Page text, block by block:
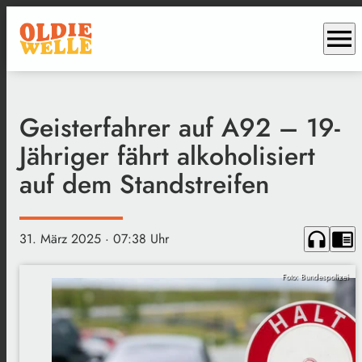
menu
Geisterfahrer auf A92 – 19-
Jähriger fährt alkoholisiert
auf dem Standstreifen
31. März 2025 · 07:38 Uhr headphones chrome_reader_mode
Foto: Bundespolizei